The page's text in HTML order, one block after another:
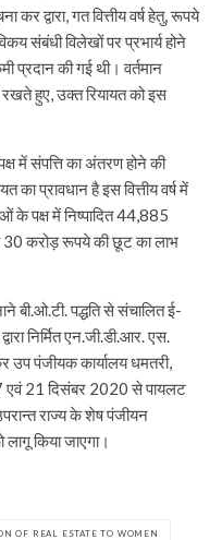
कर द्वारा, गत वित्तीय वर्ष हेतु, रूपये
संबंधी विलेखों पर प्रभार्य होने
प्रदान की गई थी। वर्तमान
रखते हुए, उक्त रियायत को इस
में संपत्ति का अंतरण होने की
का प्रावधान है इस वित्तीय वर्ष में
पक्ष में निष्पादित 44,885
करोड़ रूपये की छूट का लाभ
बी.ओ.टी. पद्धति से संचालित ई-
निर्मित एन.जी.डी.आर. एस.
उप पंजीयक कार्यालय धमतरी,
21 दिसंबर 2020 से पायलट
राज्य के शेष पंजीयन
किया जाएगा।
OF REAL ESTATE TO WOMEN